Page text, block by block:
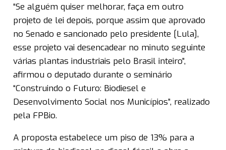
“Se alguém quiser melhorar, faça em outro
projeto de lei depois, porque assim que aprovado
no Senado e sancionado pelo presidente [Lula],
esse projeto vai desencadear no minuto seguinte
várias plantas industriais pelo Brasil inteiro”,
afirmou o deputado durante o seminário
“Construindo o Futuro: Biodiesel e
Desenvolvimento Social nos Municípios”, realizado
pela FPBio.
A proposta estabelece um piso de 13% para a